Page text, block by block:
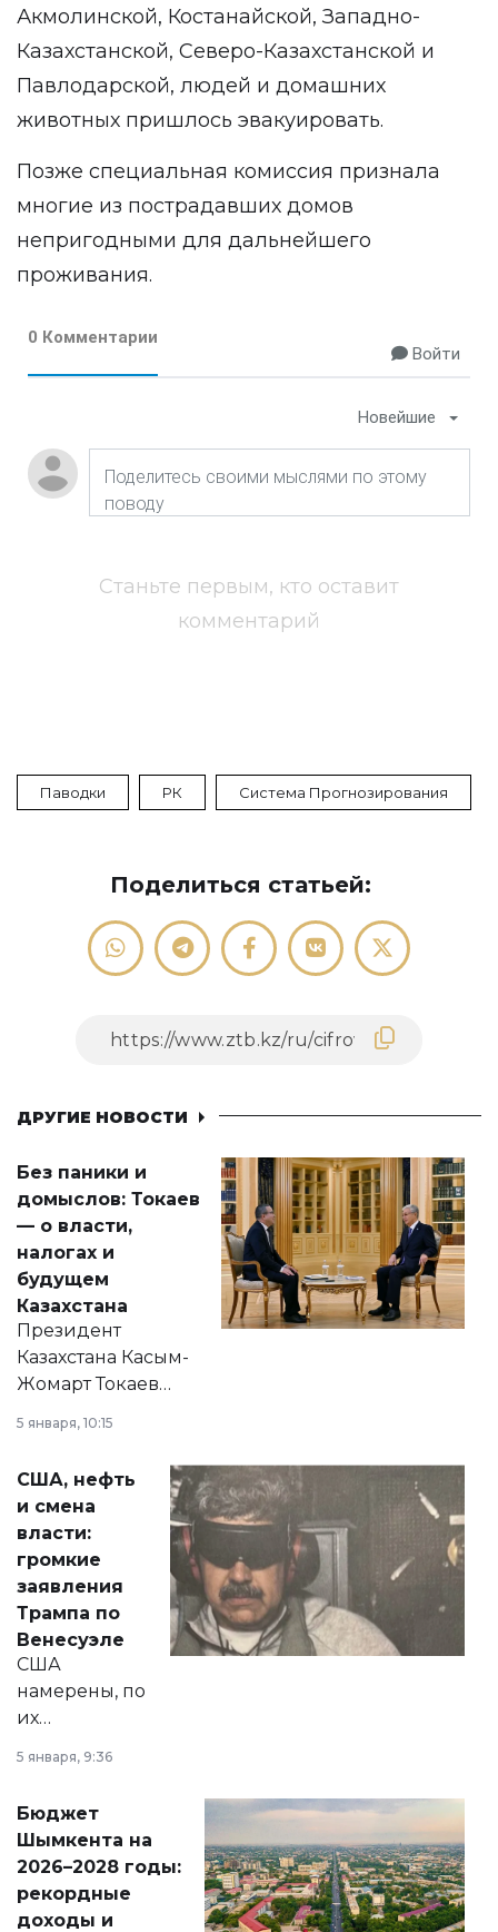
Акмолинской, Костанайской, Западно-
Казахстанской, Северо-Казахстанской и
Павлодарской, людей и домашних
животных пришлось эвакуировать.
Позже специальная комиссия признала
многие из пострадавших домов
непригодными для дальнейшего
проживания.
0 Комментарии
Войти
Новейшие
Станьте первым, кто оставит
комментарий
Паводки РК Система Прогнозирования
Поделиться статьей:
ДРУГИЕ НОВОСТИ
Без паники и
домыслов: Токаев
— о власти,
налогах и
будущем
Казахстана
Президент
Казахстана Касым-
Жомарт Токаев
сразу несколько
актуальных тем —
от слухов о
политических
реформах до
вопросов армии,
экономики и
личного здоровья.
5 января, 10:15
США, нефть
и смена
власти:
громкие
заявления
Трампа по
Венесуэле
США
намерены, по
их
принести
народу
Венесуэлы.
5 января, 9:36
Бюджет
Шымкента на
2026–2028 годы:
рекордные
доходы и